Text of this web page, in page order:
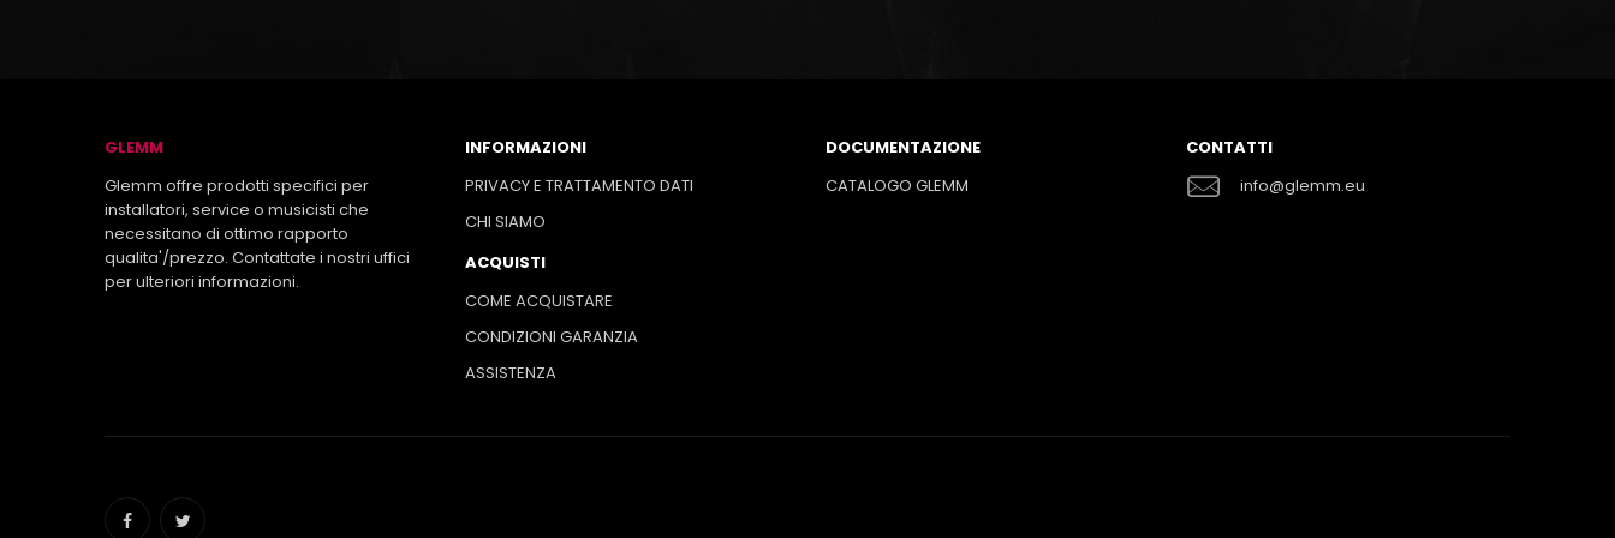
GLEMM
Glemm offre prodotti specifici per
installatori, service o musicisti che
necessitano di ottimo rapporto
qualita'/prezzo. Contattate i nostri uffici
per ulteriori informazioni.
INFORMAZIONI
PRIVACY E TRATTAMENTO DATI
CHI SIAMO
ACQUISTI
COME ACQUISTARE
CONDIZIONI GARANZIA
ASSISTENZA
DOCUMENTAZIONE
CATALOGO GLEMM
CONTATTI
info@glemm.eu